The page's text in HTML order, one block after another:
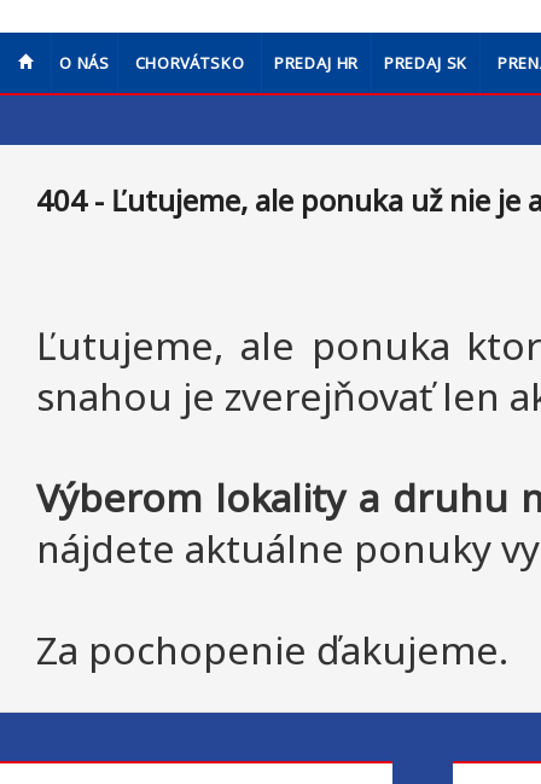
404 - Ľutujeme, ale ponuka už nie je
Ľutujeme, ale ponuka
snahou je zverejňovať len
Výberom lokality a druhu
nájdete aktuálne ponuky
Za pochopenie ďakujeme.
O NÁS CHORVÁTSKO PREDAJ HR PREDAJ SK